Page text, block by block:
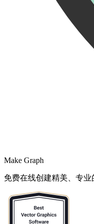
Make Graph
免费在线创建精美、专